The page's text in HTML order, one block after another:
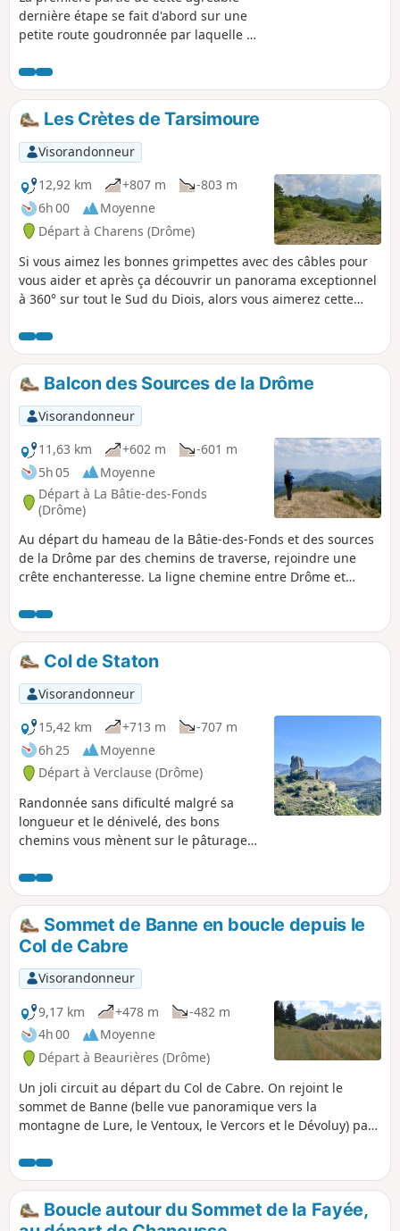
dernière étape se fait d'abord sur une
petite route goudronnée par laquelle on
une combe rustique qui débouche, au
pied du Duffre, sur le superbe replat du
Col d'Arron où paissent paisiblement les
troupeaux. La descente est très
agréable, sous le couvert d'une belle
hêtraie et le long du torrent au clapotis
rafraîchissant. À partir du hameau de la
Montagne, il sera possible, selon la
saison, de s'émerveiller du bleu ou du
mauve des nombreuses touffes de
lavande sauvage. Depuis le Col de
Saumane, la descente sur Serres offre
des vues sur la vallée du Buëch, le lac
Beaumont.
Les Crètes de Tarsimoure
Visorandonneur
12,92 km
+807 m
-803 m
6h 00
Moyenne
Départ à Charens (Drôme)
Si vous aimez les bonnes grimpettes avec des câbles pour
vous aider et après ça découvrir un panorama exceptionnel
à 360° sur tout le Sud du Diois, alors vous aimerez cette
mi-juillet, il est déjà trop tard.
Balcon des Sources de la Drôme
Visorandonneur
11,63 km
+602 m
-601 m
5h 05
Moyenne
Départ à La Bâtie-des-Fonds
(Drôme)
Au départ du hameau de la Bâtie-des-Fonds et des sources
de la Drôme par des chemins de traverse, rejoindre une
crête enchanteresse. La ligne chemine entre Drôme et
sur le Duffre, le Dévoluy et, au loin le Vercors, les Écrins et
la montagne de Lure.
Col de Staton
Visorandonneur
15,42 km
+713 m
-707 m
6h 25
Moyenne
Départ à Verclause (Drôme)
Randonnée sans dificulté malgré sa
longueur et le dénivelé, des bons
chemins vous mènent sur le pâturage
beaux panoramas sur les Baronnies
Provençales.
Sommet de Banne en boucle depuis le
Col de Cabre
Visorandonneur
9,17 km
+478 m
-482 m
4h 00
Moyenne
Départ à Beaurières (Drôme)
Un joli circuit au départ du Col de Cabre. On rejoint le
sommet de Banne (belle vue panoramique vers la
montagne de Lure, le Ventoux, le Vercors et le Dévoluy) par
mais parfois raide.
Boucle autour du Sommet de la Fayée,